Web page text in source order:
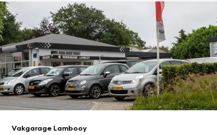
Vakgarage Lambooy